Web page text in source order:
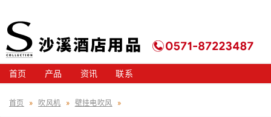
首页 产品 资讯 联系
首页 » 吹风机 » 壁挂电吹风 »